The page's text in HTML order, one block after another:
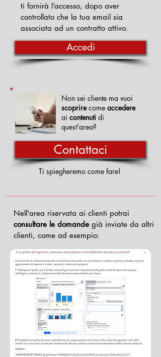
ti fornirà l’accesso, dopo aver
controllato che la tua email sia
associata ad un contratto attivo.
Accedi
Non sei cliente ma vuoi
scoprirecome accedere
ai contenuti di
quest'area?
Contattaci
Ti spiegheremo come fare!
Nell'area riservata ai clienti potrai
consultare le domande già inviate da altri
clienti, come ad esempio: